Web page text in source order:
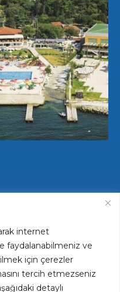
internet
faydalanabilmeniz ve
için çerezler
tercih etmezseniz
detaylı